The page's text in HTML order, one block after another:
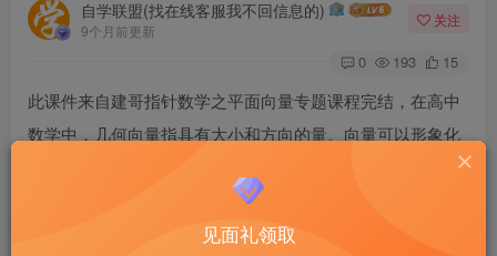
自学联盟(找在线客服我不回信息的)
9个月前更新
关注
0 193 15
此课件来自建哥指针数学之平面向量专题课程完结，在高中
数学中，几何向量指具有大小和方向的量。向量可以形象化
地表示为带箭头的线段。箭头所指：代表向量的方向;线段长
度：代表向量的大小。向量是高中数学知识之一，虽然所占
的比重不大，但是高中数学知识点知向量的应用却比较广
见面礼领取